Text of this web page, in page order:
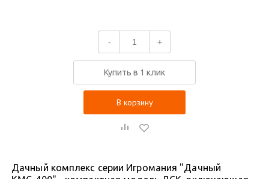
- +
Купить в 1 клик
В корзину
Дачный комплекс серии Игромания "Дачный